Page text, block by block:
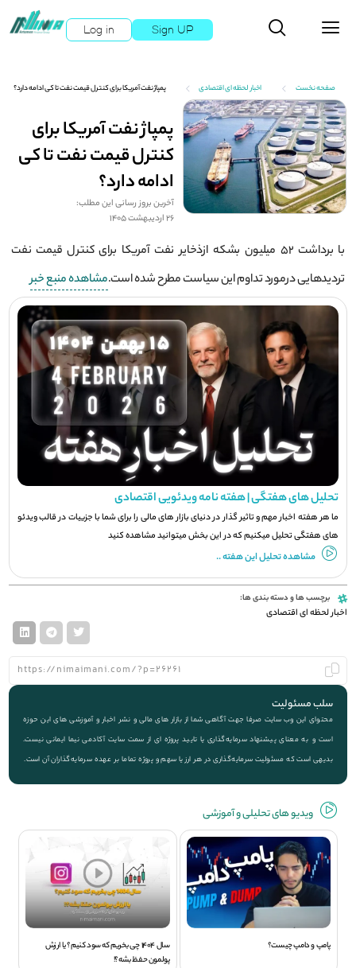
Log in Sign UP
صفحه نخست اخبار لحظه ای اقتصادی پمپاژ نفت آمریکا برای کنترل قیمت نفت تا کی ادامه دارد؟
پمپاژ نفت آمریکا برای
کنترل قیمت نفت تا کی
ادامه دارد؟
آخرین بروز رسانی این مطلب:
26 اردیبهشت 1405
با برداشت ۵۲ میلیون بشکه ازذخایر نفت آمریکا برای کنترل قیمت نفت
تردیدهایی درمورد تداوم این سیاست مطرح شده است.مشاهده منبع خبر
تحلیل های هفتگی | هفته نامه ویدئویی اقتصادی
ما هر هفته اخبار مهم و تاثیر گذار در دنیای بازار های مالی را برای شما با جزيیات در قالب ویدئو
های هفتگی تحلیل میکنیم که در این بخش میتوانید مشاهده کنید
مشاهده تحلیل این هفته ..
برچسب ها و دسته بندی ها:
اخبار لحظه ای اقتصادی
سلب مسئولیت
محتوای این وب سایت صرفا جهت آگاهی شما از بازار های مالی و نشر اخبار و آموزشی های این حوزه
است و به معنای پیشنهاد سرمایه‌گذاری یا تایید پروژه ای از سمت سایت آکادمی نیما ایمانی نیست.
بدیهی است که مسئولیت سرمایه‌گذاری در هر ارز یا سهم و پروژه تماما بر عهده سرمایه‌گذاران آن است.
ویديو های تحلیلی و آموزشی
پامپ و دامپ چیست؟
سال 1404 چی بخریم که سود کنیم؟ یا ارزش
پولمون حفظ بشه؟!